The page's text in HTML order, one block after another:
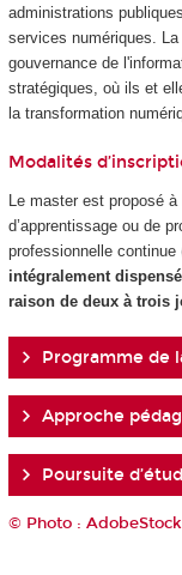
administrations
services numériques.
gouvernance de
stratégiques, où ils et
la transformation
Modalités
Le master est proposé
d’apprentissage ou de
professionnelle continue
intégralement
raison de deux à trois
Programme de
Approche
Poursuite
© Photo :